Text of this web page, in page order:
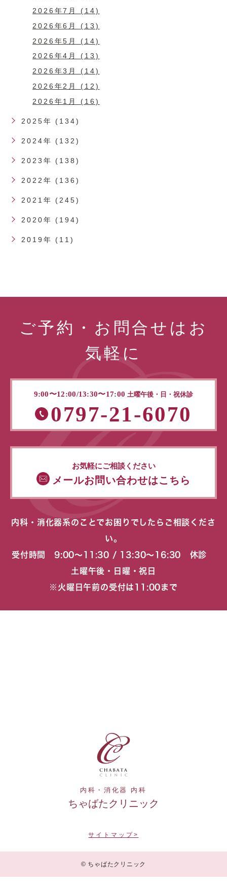
2026年7月 (14)
2026年6月 (13)
2026年5月 (14)
2026年4月 (13)
2026年3月 (14)
2026年2月 (12)
2026年1月 (16)
2025年 (134)
2024年 (132)
2023年 (138)
2022年 (136)
2021年 (245)
2020年 (194)
2019年 (11)
ご予約・お問合せはお
気軽に
9:00〜12:00/13:30〜17:00 土曜午後・日・祝休診
0797-21-6070
お気軽にご相談ください
メールお問い合わせはこちら
内科・消化器系のことでお困りでしたらご相談くださ
い。
受付時間 9:00〜11:30 / 13:30〜16:30 休診
土曜午後・日曜・祝日
※火曜日午前の受付は11:00まで
内科・消化器 内科
ちゃばたクリニック
サイトマップ>
© ちゃばたクリニック